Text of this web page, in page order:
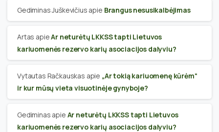
Gediminas Juškevičius apie Brangus nesusikalbėjimas
Artas apieAr neturėtų LKKSS tapti Lietuvos
kariuomenės rezervo karių asociacijos dalyviu?
Vytautas Račkauskas apie „Ar tokią kariuomenę kūrėm“
ir kur mūsų vieta visuotinėje gynyboje?
Gediminas apie Ar neturėtų LKKSS tapti Lietuvos
kariuomenės rezervo karių asociacijos dalyviu?